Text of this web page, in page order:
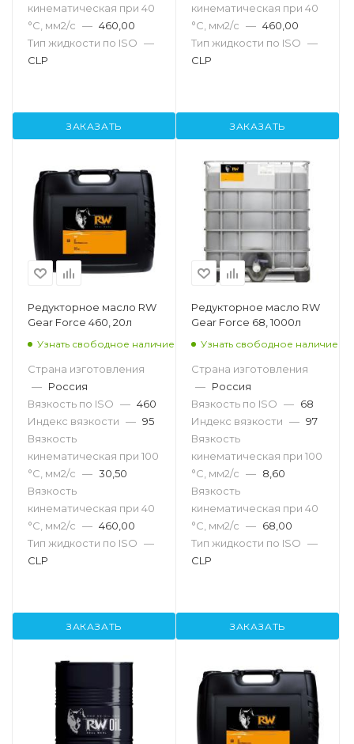
кинематическая при 40
°С, мм2/с — 460,00
Тип жидкости по ISO —
CLP
ЗАКАЗАТЬ
кинематическая при 40
°С, мм2/с — 460,00
Тип жидкости по ISO —
CLP
ЗАКАЗАТЬ
Редукторное масло RW
Gear Force 460, 20л
Узнать свободное наличие
Страна изготовления
— Россия
Вязкость по ISO — 460
Индекс вязкости — 95
Вязкость
кинематическая при 100
°С, мм2/с — 30,50
Вязкость
кинематическая при 40
°С, мм2/с — 460,00
Тип жидкости по ISO —
CLP
ЗАКАЗАТЬ
Редукторное масло RW
Gear Force 68, 1000л
Узнать свободное наличие
Страна изготовления
— Россия
Вязкость по ISO — 68
Индекс вязкости — 97
Вязкость
кинематическая при 100
°С, мм2/с — 8,60
Вязкость
кинематическая при 40
°С, мм2/с — 68,00
Тип жидкости по ISO —
CLP
ЗАКАЗАТЬ